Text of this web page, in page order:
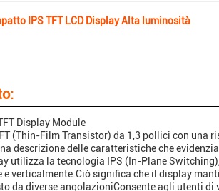
IPS TFT LCD Display Alta luminosità
Display Module
(Thin-Film Transistor) da 1,3 pollici con una
descrizione delle caratteristiche che
utilizza la tecnologia IPS (In-Plane
verticalmente.Ciò significa che il display
da diverse angolazioniConsente agli utenti